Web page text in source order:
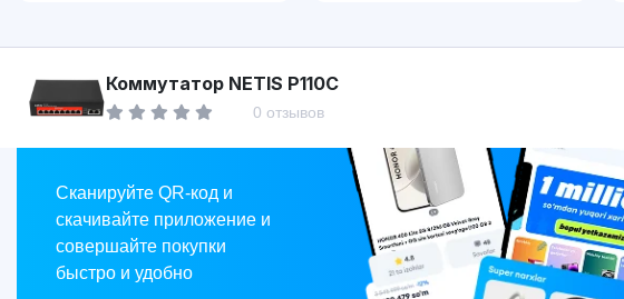
Коммутатор NETIS P110C
0 отзывов
Asaxiy
Сканируйте QR-код и
скачивайте приложение и
совершайте покупки
быстро и удобно